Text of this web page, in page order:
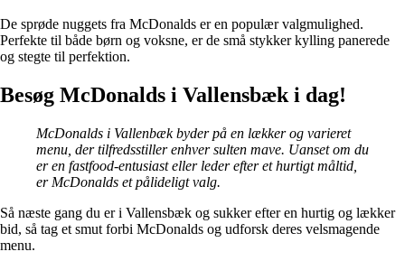
De sprøde nuggets fra McDonalds er en populær valgmulighed.
Perfekte til både børn og voksne, er de små stykker kylling panerede
og stegte til perfektion.
Besøg McDonalds i Vallensbæk i dag!
McDonalds i Vallenbæk byder på en lækker og varieret
menu, der tilfredsstiller enhver sulten mave. Uanset om du
er en fastfood-entusiast eller leder efter et hurtigt måltid,
er McDonalds et pålideligt valg.
Så næste gang du er i Vallensbæk og sukker efter en hurtig og lækker
bid, så tag et smut forbi McDonalds og udforsk deres velsmagende
menu.